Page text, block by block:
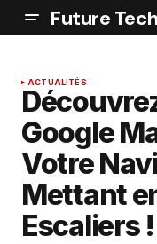
Future Tech
ACTUALITÉS
Google
Votre
Mettant
Escaliers !